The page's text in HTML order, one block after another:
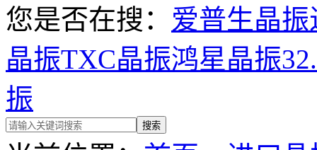
您是否在搜： 爱普生晶振
晶振TXC晶振鸿星晶振
振